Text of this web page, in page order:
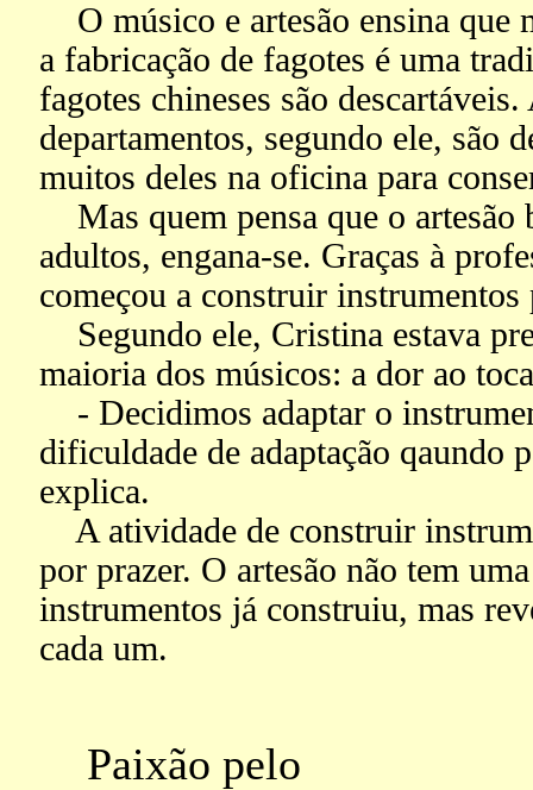
O músico e artesão ensina que
a fabricação de fagotes é uma
fagotes chineses são
departamentos, segundo ele, são
muitos deles na oficina para
Mas quem pensa que o artesão
adultos, engana-se. Graças à
começou a construir instrumentos
Segundo ele, Cristina estava
maioria dos músicos: a dor ao
- Decidimos adaptar o
dificuldade de adaptação qaundo
explica.
A atividade de construir
por prazer. O artesão não tem
instrumentos já construiu, mas
cada um.
Paixão pelo